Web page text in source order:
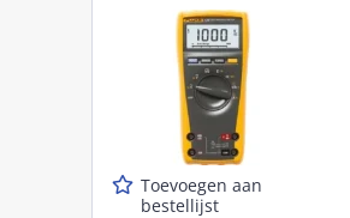
Toevoegen aan
bestellijst